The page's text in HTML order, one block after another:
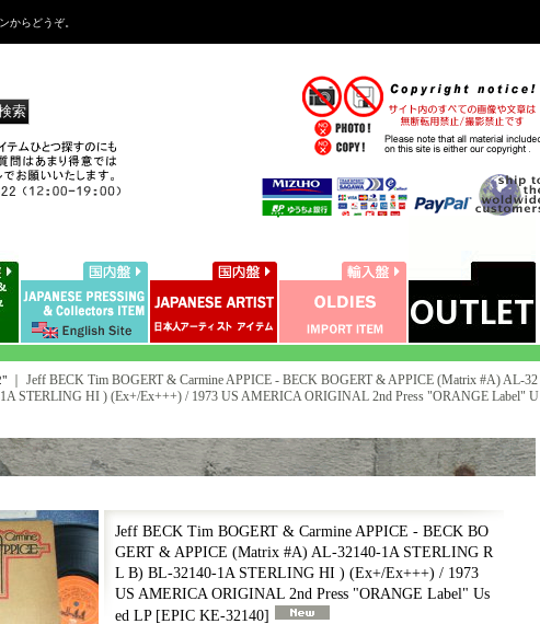
からどうぞ。
｜ Jeff BECK Tim BOGERT & Carmine APPICE - BECK BOGERT & APPICE (Matrix #A) AL-32
STERLING HI ) (Ex+/Ex+++) / 1973 US AMERICA ORIGINAL 2nd Press "ORANGE Label" U
Jeff BECK Tim BOGERT & Carmine APPICE - BECK BO
GERT & APPICE (Matrix #A) AL-32140-1A STERLING R
L B) BL-32140-1A STERLING HI ) (Ex+/Ex+++) / 1973
US AMERICA ORIGINAL 2nd Press "ORANGE Label" Us
ed LP [EPIC KE-32140]